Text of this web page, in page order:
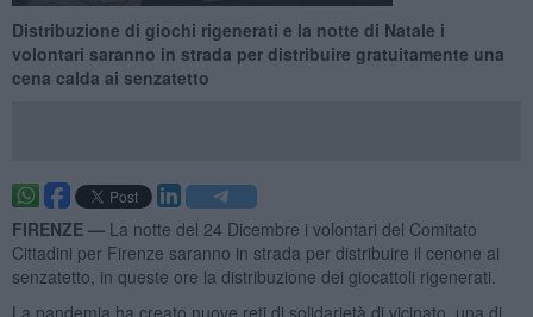
Distribuzione di giochi rigenerati e la notte di Natale i
volontari saranno in strada per distribuire gratuitamente una
cena calda ai senzatetto
FIRENZE — La notte del 24 Dicembre i volontari del Comitato
Cittadini per Firenze saranno in strada per distribuire il cenone ai
senzatetto, in queste ore la distribuzione dei giocattoli rigenerati.
La pandemia ha creato nuove reti di solidarietà di vicinato, una di